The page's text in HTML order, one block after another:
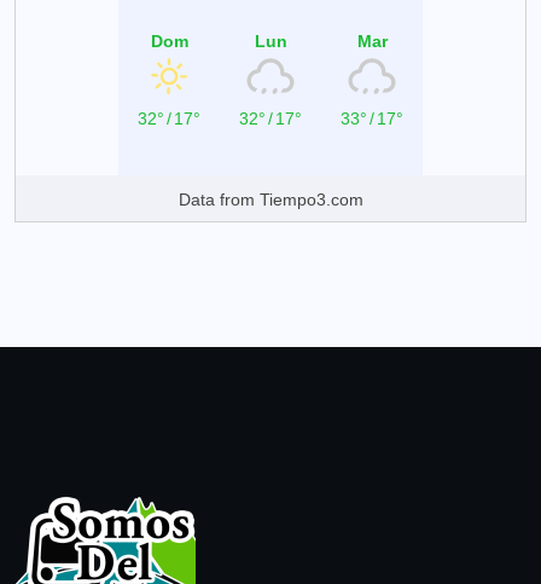
Dom
32°/17°
Lun
32°/17°
Mar
33°/17°
Data from Tiempo3.com